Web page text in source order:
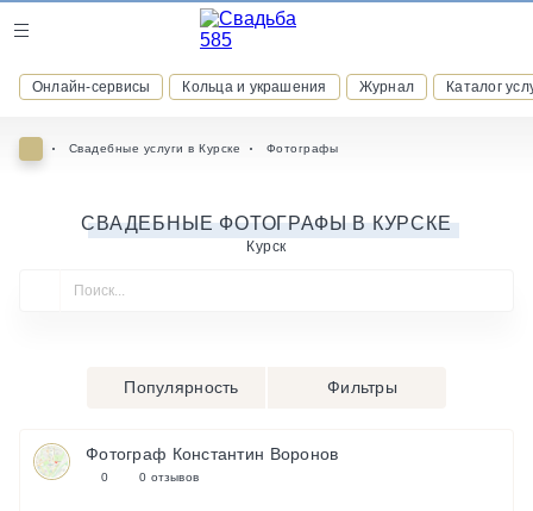
Онлайн-сервисы Кольца и украшения Журнал Каталог
ВСТУПАЙТЕ В КЛУБ ПРИВИЛЕГИЙ
Свадебные услуги в Курске Фотографы
СВАДЕБНЫЕ ФОТОГРАФЫ В КУРСКЕ
Курск
Популярность Фильтры
Фотограф Константин Воронов
0 0 отзывов